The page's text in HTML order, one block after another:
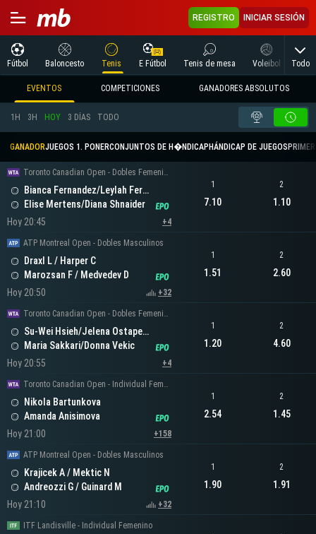
REGISTRO INICIAR SESIÓN
Fútbol Baloncesto Tenis E Fútbol Tenis de mesa Voleibol Todo
EVENTOS COMPETICIONES GANADORES ABSOLUTOS
1H 3H HOY 3 DÍAS TODO
GANADORJUEGOS 1. PONERCONJUNTOS DE H�NDICAP HÁNDICAP DE JUEGOS
Toronto Canadian Open - Dobles Femeninos
Bianca Fernandez/Leylah Fernandez
Elise Mertens/Diana Shnaider
Hoy 20:45
+4
1
7.10
2
1.10
ATP Montreal Open - Dobles Masculinos
Draxl L / Harper C
Marozsan F / Medvedev D
Hoy 20:50
+32
1
1.51
2
2.60
Toronto Canadian Open - Dobles Femeninos
Su-Wei Hsieh/Jelena Ostapenko
Maria Sakkari/Donna Vekic
Hoy 20:55
+4
1
1.20
2
4.60
Toronto Canadian Open - Individual Femenino
Nikola Bartunkova
Amanda Anisimova
Hoy 21:00
+158
1
2.54
2
1.45
ATP Montreal Open - Dobles Masculinos
Krajicek A / Mektic N
Andreozzi G / Guinard M
Hoy 21:10
+32
1
1.90
2
1.91
ITF Landisville - Individual Femenino